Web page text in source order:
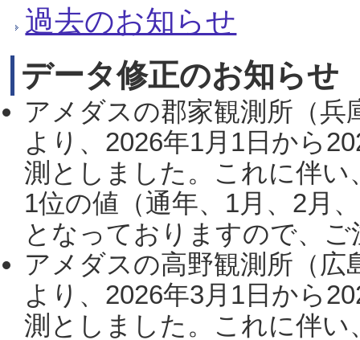
過去のお知らせ
データ修正のお知らせ
アメダスの郡家観測所（
より、2026年1月1日から
測としました。これに伴い
1位の値（通年、1月、2月
となっておりますので、
アメダスの高野観測所（
より、2026年3月1日から
測としました。これに伴い